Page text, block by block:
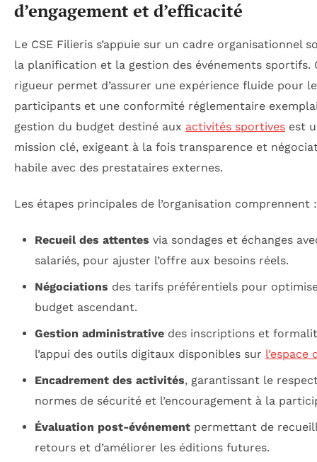
d’engagement et d’efficacité
Le CSE Filieris s’appuie sur un cadre organisationnel
la planification et la gestion des événements sportifs.
rigueur permet d’assurer une expérience fluide pour
participants et une conformité réglementaire
gestion du budget destiné aux activités sportives est
mission clé, exigeant à la fois transparence et
habile avec des prestataires externes.
Les étapes principales de l’organisation comprennent :
Recueil des attentes via sondages et échanges
salariés, pour ajuster l’offre aux besoins réels.
Négociations des tarifs préférentiels pour
budget ascendant.
Gestion administrativedes inscriptions et
l’appui des outils digitaux disponibles sur l’espace
Encadrement des activités, garantissant le
normes de sécurité et l’encouragement à la
Évaluation post-événementpermettant de
retours et d’améliorer les éditions futures.